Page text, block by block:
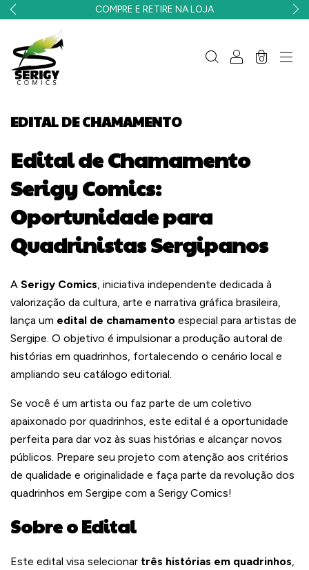
COMPRE E RETIRE NA LOJA
0
EDITAL DE CHAMAMENTO
Edital de Chamamento
Serigy Comics:
Oportunidade para
Quadrinistas Sergipanos
A Serigy Comics, iniciativa independente dedicada à
valorização da cultura, arte e narrativa gráfica brasileira,
lança um edital de chamamento especial para artistas de
Sergipe. O objetivo é impulsionar a produção autoral de
histórias em quadrinhos, fortalecendo o cenário local e
ampliando seu catálogo editorial.
Se você é um artista ou faz parte de um coletivo
apaixonado por quadrinhos, este edital é a oportunidade
perfeita para dar voz às suas histórias e alcançar novos
públicos. Prepare seu projeto com atenção aos critérios
de qualidade e originalidade e faça parte da revolução dos
quadrinhos em Sergipe com a Serigy Comics!
Sobre o Edital
Este edital visa selecionar três histórias em quadrinhos,